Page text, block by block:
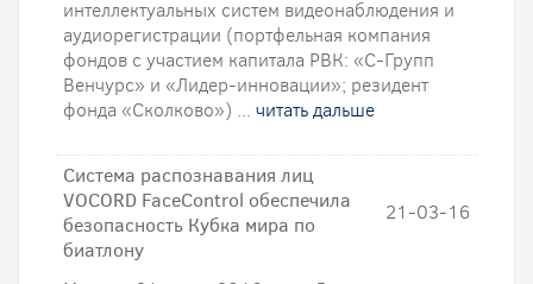
интеллектуальных систем видеонаблюдения и
аудиорегистрации (портфельная компания
фондов с участием капитала РВК: «С-Групп
Венчурс» и «Лидер-инновации»; резидент
фонда «Сколково») ... читать дальше
Система распознавания лиц
VOCORD FaceControl обеспечила
безопасность Кубка мира по
биатлону
21-03-16